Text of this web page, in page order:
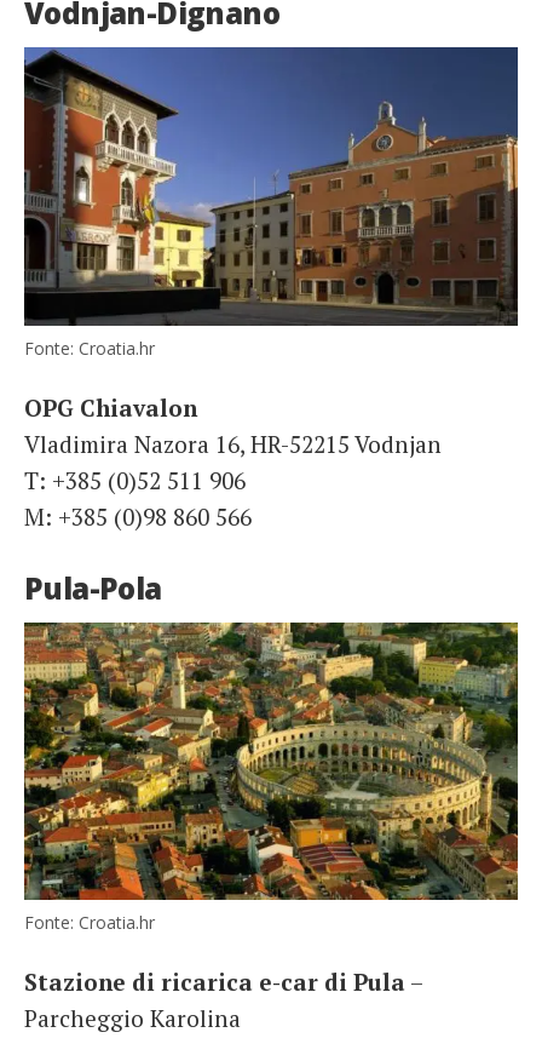
Vodnjan-Dignano
Fonte: Croatia.hr
OPG Chiavalon
Vladimira Nazora 16, HR-52215 Vodnjan
T: +385 (0)52 511 906
M: +385 (0)98 860 566
Pula-Pola
Fonte: Croatia.hr
Stazione di ricarica e-car di Pula –
Parcheggio Karolina